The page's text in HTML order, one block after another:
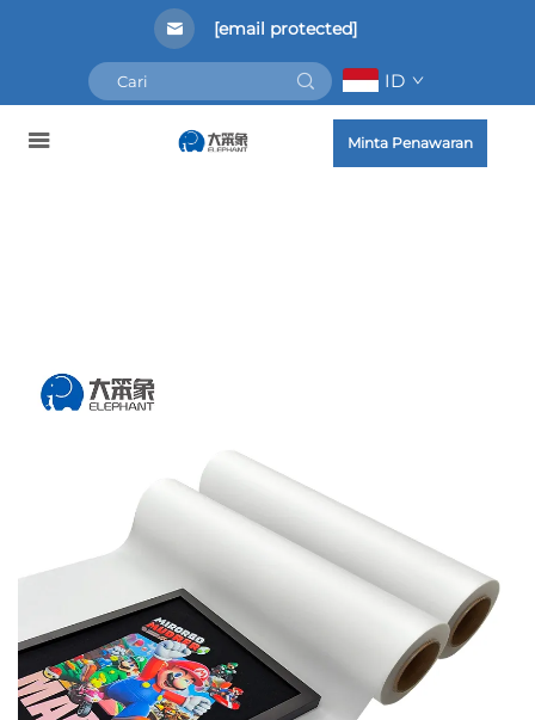
[email protected]
ID
Minta Penawaran